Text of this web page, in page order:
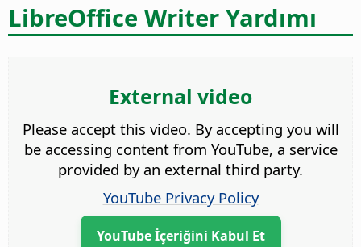
LibreOffice Writer Yardımı
External video
Please accept this video. By accepting you will
be accessing content from YouTube, a service
provided by an external third party.
YouTube Privacy Policy
YouTube İçeriğini Kabul Et